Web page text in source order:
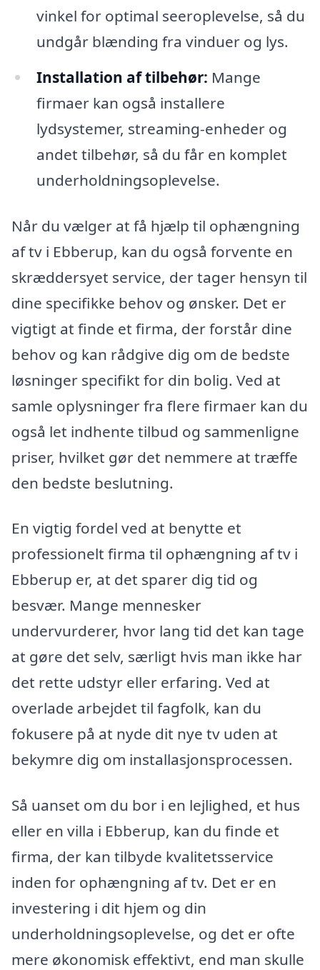
vinkel for optimal seeroplevelse, så du
undgår blænding fra vinduer og lys.
Installation af tilbehør: Mange
firmaer kan også installere
lydsystemer, streaming-enheder og
andet tilbehør, så du får en komplet
underholdningsoplevelse.
Når du vælger at få hjælp til ophængning
af tv i Ebberup, kan du også forvente en
skræddersyet service, der tager hensyn til
dine specifikke behov og ønsker. Det er
vigtigt at finde et firma, der forstår dine
behov og kan rådgive dig om de bedste
løsninger specifikt for din bolig. Ved at
samle oplysninger fra flere firmaer kan du
også let indhente tilbud og sammenligne
priser, hvilket gør det nemmere at træffe
den bedste beslutning.
En vigtig fordel ved at benytte et
professionelt firma til ophængning af tv i
Ebberup er, at det sparer dig tid og
besvær. Mange mennesker
undervurderer, hvor lang tid det kan tage
at gøre det selv, særligt hvis man ikke har
det rette udstyr eller erfaring. Ved at
overlade arbejdet til fagfolk, kan du
fokusere på at nyde dit nye tv uden at
bekymre dig om installasjonsprocessen.
Så uanset om du bor i en lejlighed, et hus
eller en villa i Ebberup, kan du finde et
firma, der kan tilbyde kvalitetsservice
inden for ophængning af tv. Det er en
investering i dit hjem og din
underholdningsoplevelse, og det er ofte
mere økonomisk effektivt, end man skulle